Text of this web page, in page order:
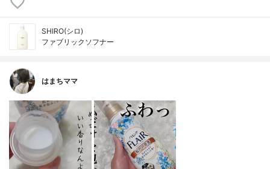
SHIRO(シロ)
ファブリックソフナー
はまちママ